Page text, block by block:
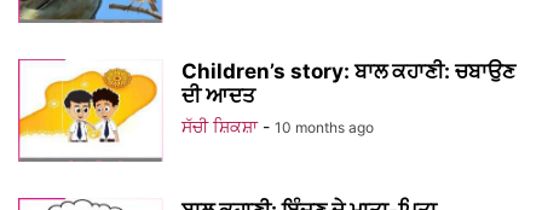
Children’s story: ਬਾਲ ਕਹਾਣੀ: ਚਬਾਉਣ
ਦੀ ਆਦਤ
ਸੱਚੀ ਸ਼ਿਕਸ਼ਾ - 10 months ago